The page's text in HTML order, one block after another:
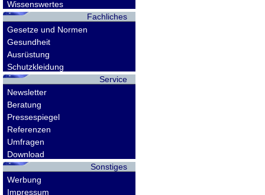
Wissenswertes
Fachliches
Gesetze und Normen
Gesundheit
Ausrüstung
Schutzkleidung
Service
Newsletter
Beratung
Pressespiegel
Referenzen
Umfragen
Download
Sonstiges
Werbung
Impressum